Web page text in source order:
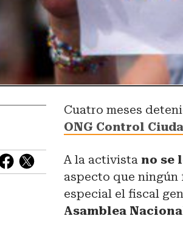
Cuatro meses
ONG Control
A la activista no se
aspecto que
especial el fiscal
Asamblea